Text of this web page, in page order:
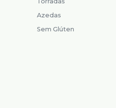
Azedas
Sem Glúten